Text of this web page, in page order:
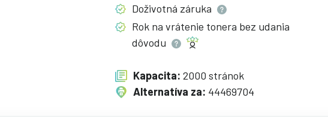
Doživotná záruka
Rok na vrátenie tonera bez udania
dôvodu
Kapacita: 2000 stránok
Alternatíva za: 44469704